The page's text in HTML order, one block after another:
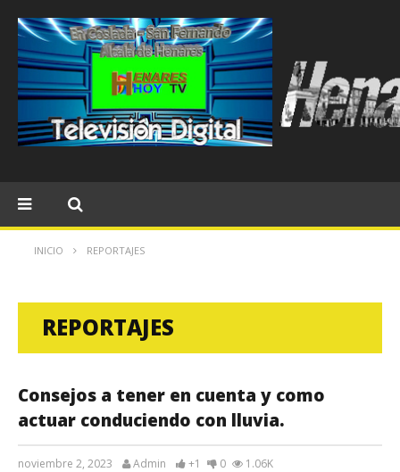
INICIO REPORTAJES
REPORTAJES
Consejos a tener en cuenta y como
actuar conduciendo con lluvia.
noviembre 2, 2023 Admin +1 0 1.06K